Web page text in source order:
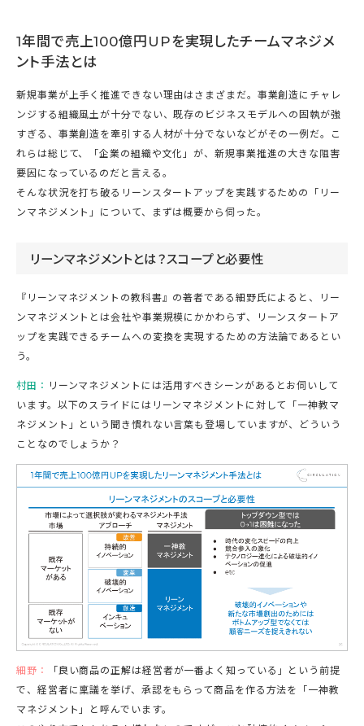
1年間で売上100億円UPを実現したチームマネジメ
ント手法とは
新規事業が上手く推進できない理由はさまざまだ。事業創造にチャレ
ンジする組織風土が十分でない、既存のビジネスモデルへの固執が強
すぎる、事業創造を牽引する人材が十分でないなどがその一例だ。こ
れらは総じて、「企業の組織や文化」が、新規事業推進の大きな阻害
要因になっているのだと言える。
そんな状況を打ち破るリーンスタートアップを実践するための「リー
ンマネジメント」について、まずは概要から伺った。
リーンマネジメントとは？スコープと必要性
『リーンマネジメントの教科書』の著者である細野氏によると、リー
ンマネジメントとは会社や事業規模にかかわらず、リーンスタートア
ップを実践できるチームへの変換を実現するための方法論であるとい
う。
村田： リーンマネジメントには活用すべきシーンがあるとお伺いして
います。以下のスライドにはリーンマネジメントに対して「一神教マ
ネジメント」という聞き慣れない言葉も登場していますが、どういう
ことなのでしょうか？
細野：
「良い商品の正解は経営者が一番よく知っている」という前提
で、経営者に稟議を挙げ、承認をもらって商品を作る方法を「一神教
マネジメント」と呼んでいます。